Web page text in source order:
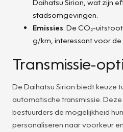
Daihatsu Sirion, wat zijn
stadsomgevingen.
Emissies: De CO₂-
g/km, interessant voor de
Transmissie-
De Daihatsu Sirion biedt keuze
automatische transmissie.
bestuurders de mogelijkheid
personaliseren naar voorkeur